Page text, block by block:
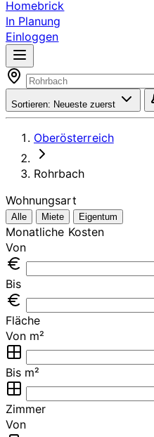
Homebrick
In Planung
Einloggen
Sortieren: Neueste zuerst
Oberösterreich
Rohrbach
Wohnungsart
Alle Miete Eigentum
Monatliche Kosten
Von
Bis
Fläche
Von m²
Bis m²
Zimmer
Von